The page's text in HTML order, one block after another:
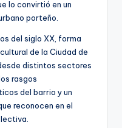
lo convirtió en un
porteño.
del siglo XX, forma
de la Ciudad de
distintos sectores
rasgos
del barrio y un
reconocen en el